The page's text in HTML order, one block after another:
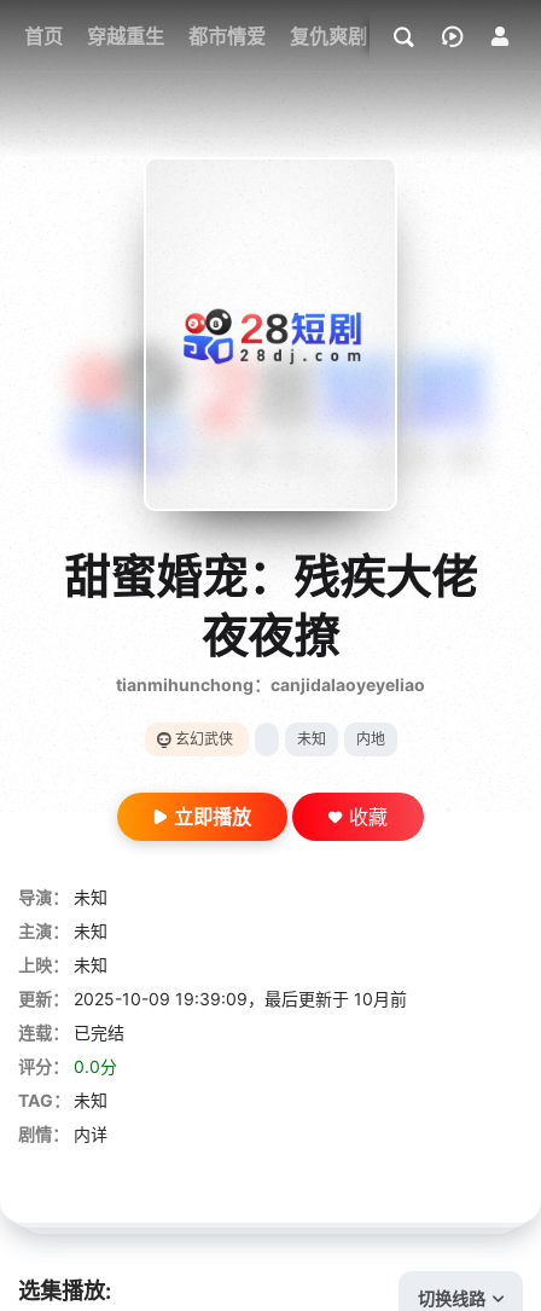
首页 穿越重生 都市情爱 复仇爽剧 玄幻武侠 奇幻
我的观影记录
{if condition="$obj.vod_points
gt 0"}
28短剧
甜蜜婚宠：残疾大佬
夜夜撩
tianmihunchong：canjidalaoyeyeliao
玄幻武侠 未知 内地
立即播放 收藏
导演：
未知
主演：
未知
上映：
未知
更新：
2025-10-09 19:39:09，最后更新于 10月前
连载：
已完结
评分：
0.0分
TAG：
未知
剧情：
内详
选集播放: 切换线路